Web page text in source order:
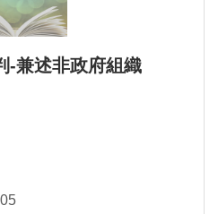
-兼述非政府組織